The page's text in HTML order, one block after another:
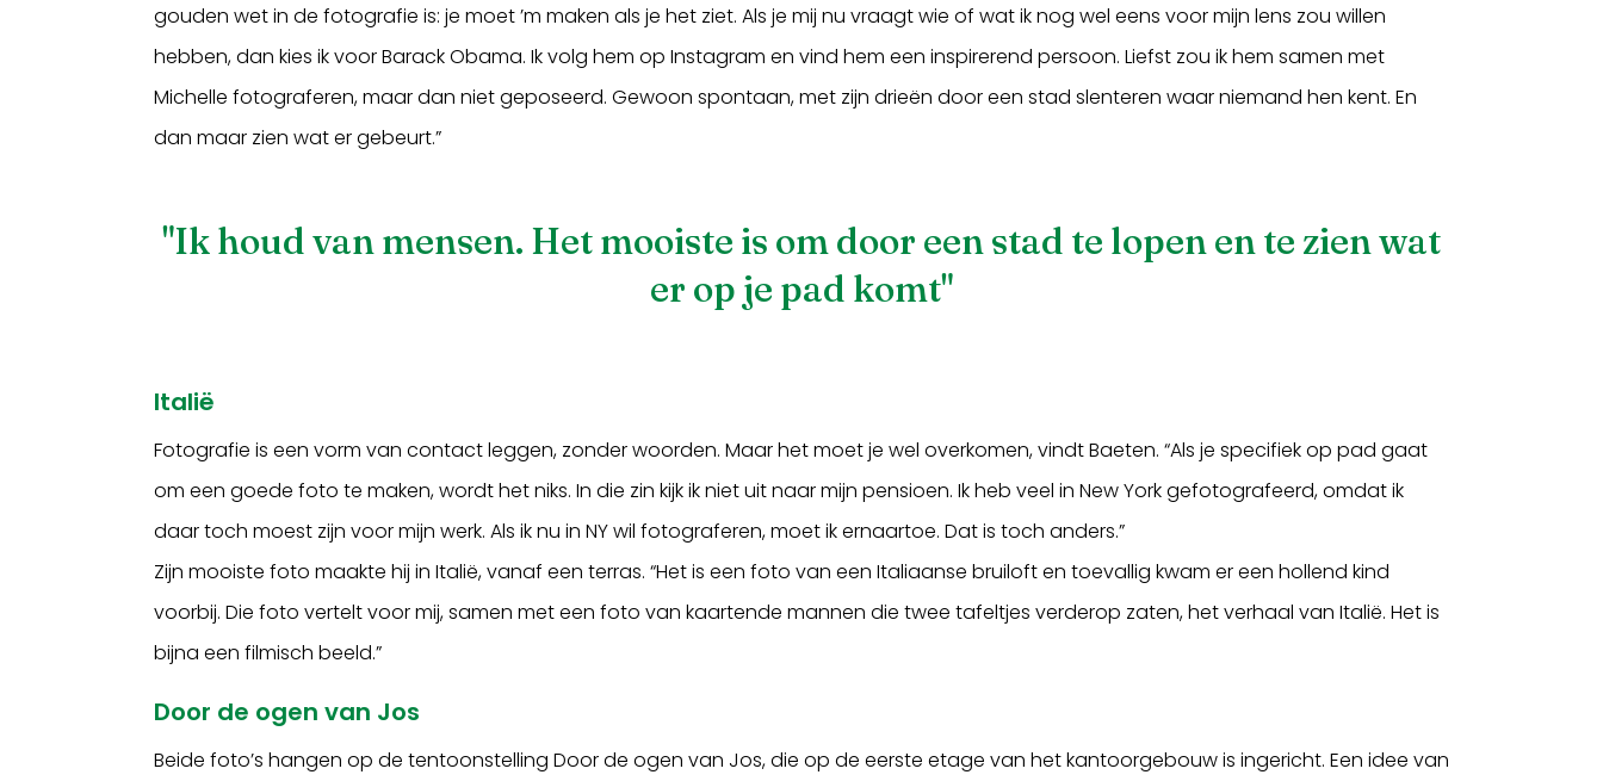
gouden wet in de fotografie is: je moet ’m maken als je het ziet. Als je mij nu vraagt wie of wat ik nog wel eens voor mijn lens zou willen
hebben, dan kies ik voor Barack Obama. Ik volg hem op Instagram en vind hem een inspirerend persoon. Liefst zou ik hem samen met
Michelle fotograferen, maar dan niet geposeerd. Gewoon spontaan, met zijn drieën door een stad slenteren waar niemand hen kent. En
dan maar zien wat er gebeurt.”
"Ik houd van mensen. Het mooiste is om door een stad te lopen en te zien wat
er op je pad komt"
Italië
Fotografie is een vorm van contact leggen, zonder woorden. Maar het moet je wel overkomen, vindt Baeten. “Als je specifiek op pad gaat
om een goede foto te maken, wordt het niks. In die zin kijk ik niet uit naar mijn pensioen. Ik heb veel in New York gefotografeerd, omdat ik
daar toch moest zijn voor mijn werk. Als ik nu in NY wil fotograferen, moet ik ernaartoe. Dat is toch anders.”
Zijn mooiste foto maakte hij in Italië, vanaf een terras. “Het is een foto van een Italiaanse bruiloft en toevallig kwam er een hollend kind
voorbij. Die foto vertelt voor mij, samen met een foto van kaartende mannen die twee tafeltjes verderop zaten, het verhaal van Italië. Het is
bijna een filmisch beeld.”
Door de ogen van Jos
Beide foto’s hangen op de tentoonstelling Door de ogen van Jos, die op de eerste etage van het kantoorgebouw is ingericht. Een idee van